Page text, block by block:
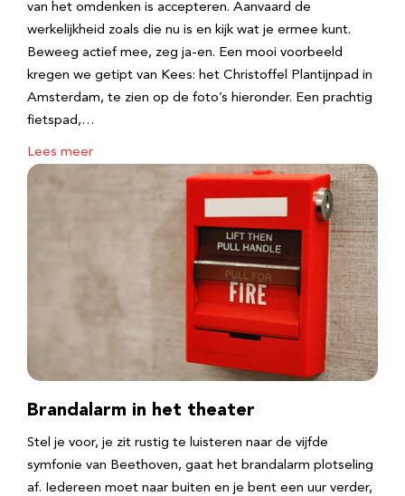
van het omdenken is accepteren. Aanvaard de
werkelijkheid zoals die nu is en kijk wat je ermee kunt.
Beweeg actief mee, zeg ja-en. Een mooi voorbeeld
kregen we getipt van Kees: het Christoffel Plantijnpad in
Amsterdam, te zien op de foto’s hieronder. Een prachtig
fietspad,…
Lees meer
Brandalarm in het theater
Stel je voor, je zit rustig te luisteren naar de vijfde
symfonie van Beethoven, gaat het brandalarm plotseling
af. Iedereen moet naar buiten en je bent een uur verder,